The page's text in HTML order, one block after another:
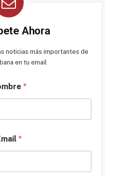
Ahora
noticias más importantes de
en tu email
*
*